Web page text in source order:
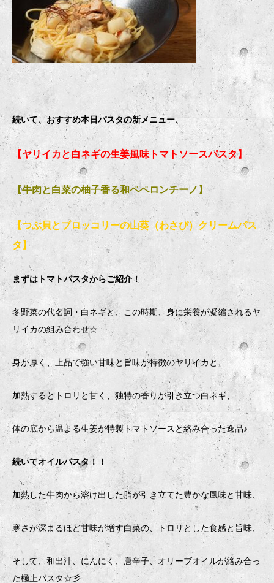
続いて、おすすめ本日パスタの新メニュー、
【ヤリイカと白ネギの生姜風味トマトソースパスタ】
【牛肉と白菜の柚子香る和ペペロンチーノ】
【つぶ貝とブロッコリーの山葵（わさび）クリームパス
タ】
まずはトマトパスタからご紹介！
冬野菜の代名詞・白ネギと、この時期、身に栄養が凝縮されるヤ
リイカの組み合わせ☆
身が厚く、上品で強い甘味と旨味が特徴のヤリイカと、
加熱するとトロリと甘く、独特の香りが引き立つ白ネギ、
体の底から温まる生姜が特製トマトソースと絡み合った逸品♪
続いてオイルパスタ！！
加熱した牛肉から溶け出した脂が引き立てた豊かな風味と甘味、
寒さが深まるほど甘味が増す白菜の、トロリとした食感と旨味、
そして、和出汁、にんにく、唐辛子、オリーブオイルが絡み合っ
た極上パスタ☆彡